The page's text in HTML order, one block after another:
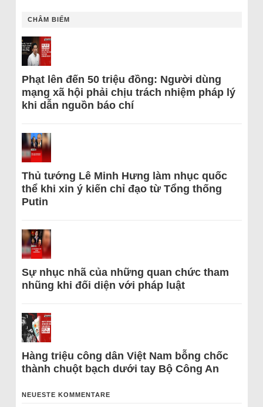
CHÂM BIẾM
Phạt lên đến 50 triệu đồng: Người dùng
mạng xã hội phải chịu trách nhiệm pháp lý
khi dẫn nguồn báo chí
Thủ tướng Lê Minh Hưng làm nhục quốc
thể khi xin ý kiến chỉ đạo từ Tổng thống
Putin
Sự nhục nhã của những quan chức tham
nhũng khi đối diện với pháp luật
Hàng triệu công dân Việt Nam bỗng chốc
thành chuột bạch dưới tay Bộ Công An
NEUESTE KOMMENTARE